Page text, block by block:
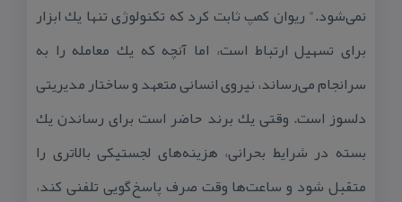
نمی‌شود." ریوان كمپ ثابت كرد كه تكنولوژی تنها یك ابزار
برای تسهیل ارتباط است، اما آنچه كه یك معامله را به
سرانجام می‌رساند، نیروی انسانی متعهد و ساختار مدیریتی
دلسوز است. وقتی یك برند حاضر است برای رساندن یك
بسته در شرایط بحرانی، هزینه‌های لجستیكی بالاتری را
متقبل شود و ساعت‌ها وقت صرف پاسخ‌گویی تلفنی كند،